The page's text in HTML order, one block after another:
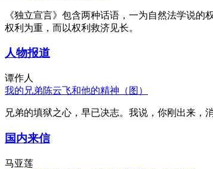
《独立宣言》包含两种话语，一为自然法学说
权利为重，而以权利救济见长。
人物报道
谭作人
我的兄弟陈云飞和他的精神（图）
兄弟的填狱之心，早已决志。我说，你刚出来，
国内来信
马亚莲